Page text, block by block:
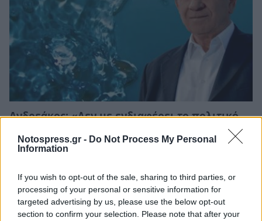
Notospress.gr - Do Not Process My Personal
Information
If you wish to opt-out of the sale, sharing to third parties, or
processing of your personal or sensitive information for
targeted advertising by us, please use the below opt-out
section to confirm your selection. Please note that after your
Ανδρεάκος: «Δεν με ενδιαφέρει το πολιτικό
κόστος αλλά να υπάρχει νερό σήμερα, αύριο
και στο μέλλον»